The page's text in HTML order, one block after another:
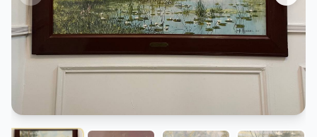
КОНТАКТЫ